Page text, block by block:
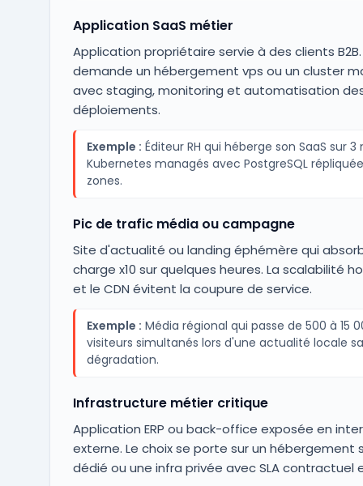
Application SaaS métier
Application propriétaire servie à des clients B2B.
demande un hébergement vps ou un cluster
avec staging, monitoring et automatisation
déploiements.
Exemple : Éditeur RH qui héberge son SaaS sur
Kubernetes managés avec PostgreSQL
zones.
Pic de trafic média ou campagne
Site d'actualité ou landing éphémère qui
charge x10 sur quelques heures. La scalabilité
et le CDN évitent la coupure de service.
Exemple : Média régional qui passe de 500 à 15
visiteurs simultanés lors d'une actualité locale
dégradation.
Infrastructure métier critique
Application ERP ou back-office exposée en
externe. Le choix se porte sur un hébergement
dédié ou une infra privée avec SLA contractuel